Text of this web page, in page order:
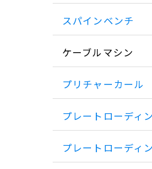
スパインベンチ
ケーブルマシン
プリチャーカール
プレートローデ
プレートローディ